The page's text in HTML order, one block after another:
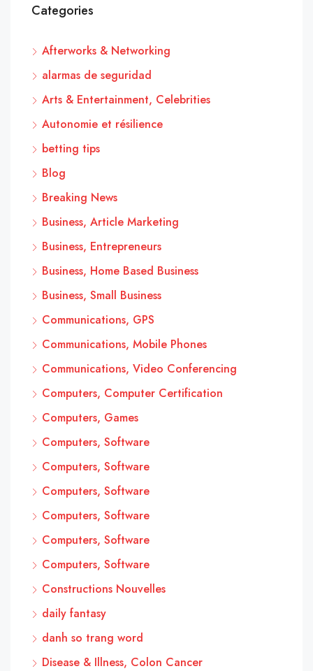
Categories
Afterworks & Networking
alarmas de seguridad
Arts & Entertainment, Celebrities
Autonomie et résilience
betting tips
Blog
Breaking News
Business, Article Marketing
Business, Entrepreneurs
Business, Home Based Business
Business, Small Business
Communications, GPS
Communications, Mobile Phones
Communications, Video Conferencing
Computers, Computer Certification
Computers, Games
Computers, Software
Computers, Software
Computers, Software
Computers, Software
Computers, Software
Computers, Software
Constructions Nouvelles
daily fantasy
danh so trang word
Disease & Illness, Colon Cancer